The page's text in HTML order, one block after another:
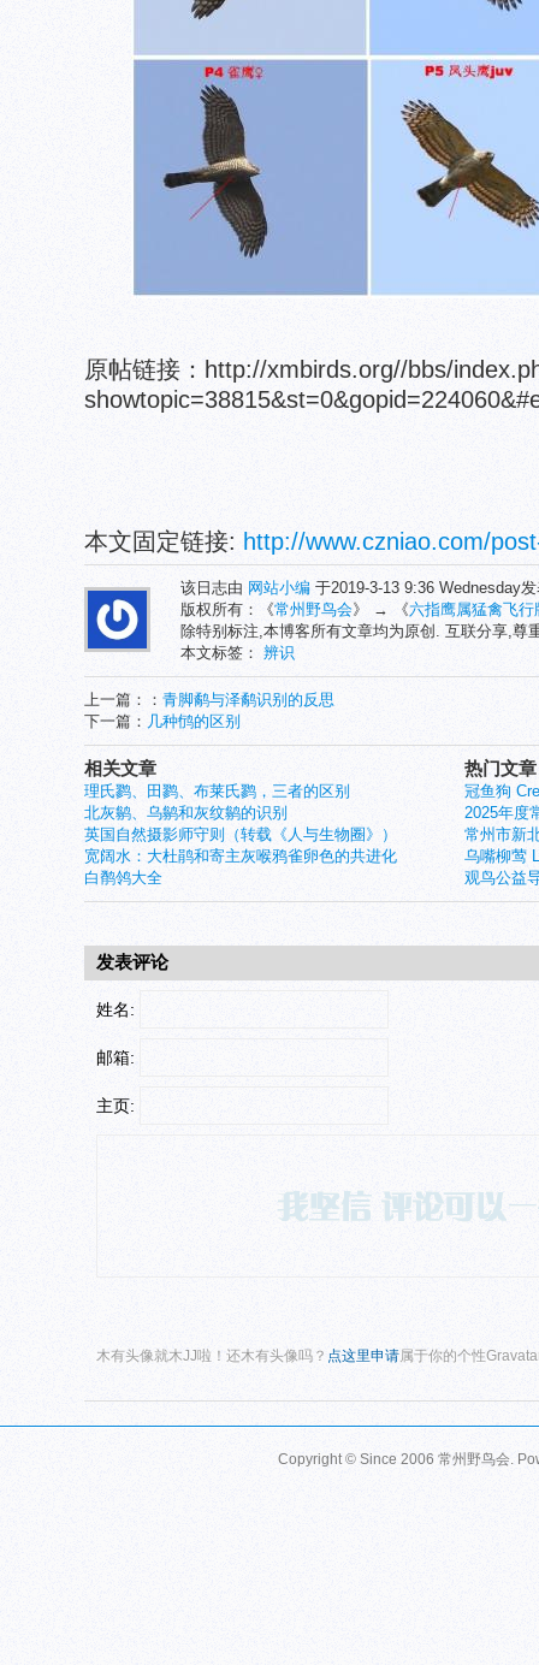
原帖链接：http://xmbirds.org//bbs/
本文固定链接: http://www.czniao.com/
该日志由 网站小编 于2019-3-13 9:36 Wednesday
版权所有：《常州野鸟会》 → 《六指鹰属猛禽飞行
除特别标注,本博客所有文章均为原创. 互联分享,尊
本文标签： 辨识
上一篇：： 青脚鹬与泽鹬识别的反思
下一篇： 几种鸻的区别
热门文章
冠鱼狗
2025年度
常州市新
乌嘴柳莺
观鸟公益
相关文章
理氏鹨、田鹨、布莱氏鹨，三者的区别
北灰鹟、乌鹟和灰纹鹟的识别
英国自然摄影师守则（转载《人与生物圈》）
宽阔水：大杜鹃和寄主灰喉鸦雀卵色的共进化
白鹡鸰大全
发表评论
姓名:
邮箱:
主页:
木有头像就木JJ啦！还木有头像吗？ 点这里申请 属于你的个性
Copyright © Since 2006 常州野鸟会.